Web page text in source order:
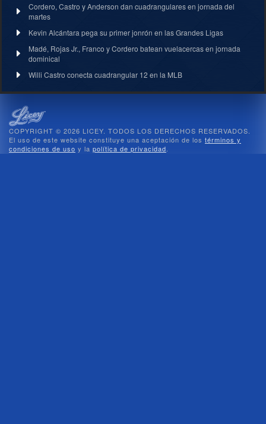
Cordero, Castro y Anderson dan cuadrangulares en jornada del
martes
Kevin Alcántara pega su primer jonrón en las Grandes Ligas
Madé, Rojas Jr., Franco y Cordero batean vuelacercas en jornada
dominical
Willi Castro conecta cuadrangular 12 en la MLB
COPYRIGHT © 2026 LICEY. TODOS LOS DERECHOS RESERVADOS.
El uso de este website constituye una aceptación de los términos y
condiciones de uso y la política de privacidad